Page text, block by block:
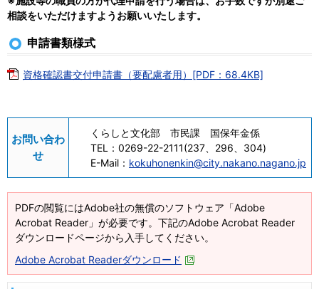
相談をいただけますようお願いいたします。
申請書類様式
資格確認書交付申請書（要配慮者用）[PDF：68.4KB]
お問い合わ
せ
くらしと文化部 市民課 国保年金係
TEL： 0269-22-2111(237、296、304)
E-Mail： kokuhonenkin@city.nakano.nagano.jp
PDFの閲覧にはAdobe社の無償のソフトウェア「Adobe
Acrobat Reader」が必要です。下記のAdobe Acrobat Reader
ダウンロードページから入手してください。
Adobe Acrobat Readerダウンロード